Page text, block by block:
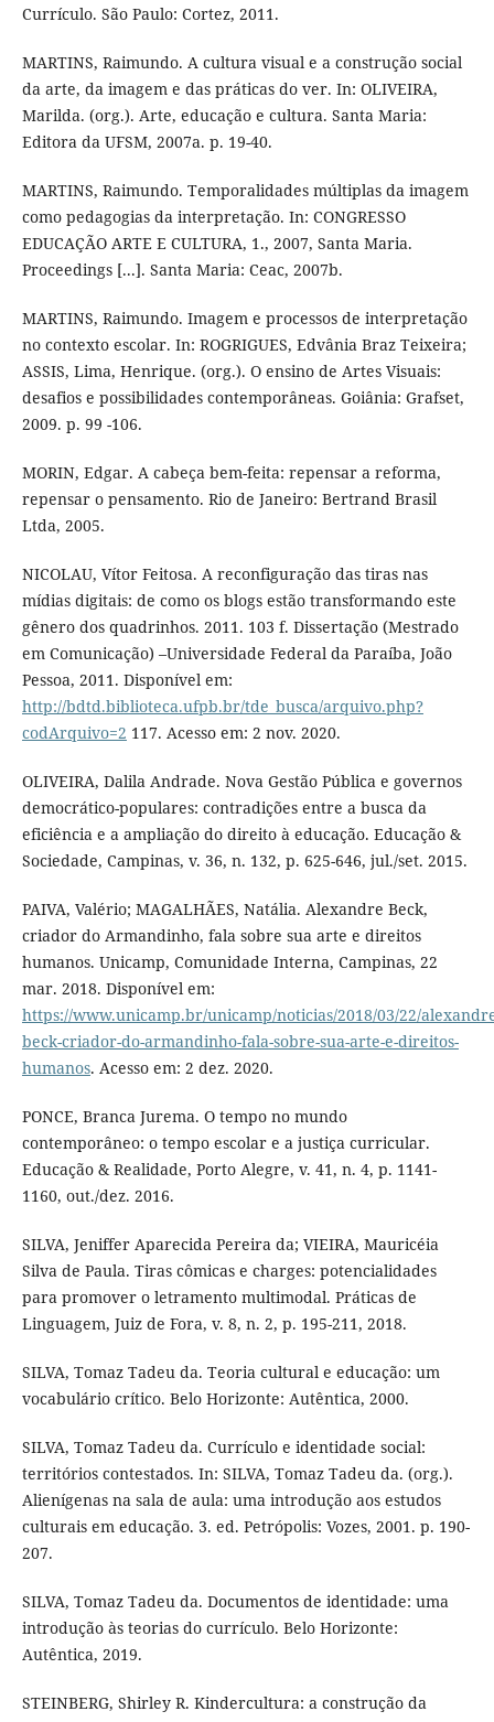
Currículo. São Paulo: Cortez, 2011.
MARTINS, Raimundo. A cultura visual e a construção social
da arte, da imagem e das práticas do ver. In: OLIVEIRA,
Marilda. (org.). Arte, educação e cultura. Santa Maria:
Editora da UFSM, 2007a. p. 19-40.
MARTINS, Raimundo. Temporalidades múltiplas da imagem
como pedagogias da interpretação. In: CONGRESSO
EDUCAÇÃO ARTE E CULTURA, 1., 2007, Santa Maria.
Proceedings [...]. Santa Maria: Ceac, 2007b.
MARTINS, Raimundo. Imagem e processos de interpretação
no contexto escolar. In: ROGRIGUES, Edvânia Braz Teixeira;
ASSIS, Lima, Henrique. (org.). O ensino de Artes Visuais:
desafios e possibilidades contemporâneas. Goiânia: Grafset,
2009. p. 99 -106.
MORIN, Edgar. A cabeça bem-feita: repensar a reforma,
repensar o pensamento. Rio de Janeiro: Bertrand Brasil
Ltda, 2005.
NICOLAU, Vítor Feitosa. A reconfiguração das tiras nas
mídias digitais: de como os blogs estão transformando este
gênero dos quadrinhos. 2011. 103 f. Dissertação (Mestrado
em Comunicação) –Universidade Federal da Paraíba, João
Pessoa, 2011. Disponível em:
http://bdtd.biblioteca.ufpb.br/tde_busca/arquivo.php?
codArquivo=2 117. Acesso em: 2 nov. 2020.
OLIVEIRA, Dalila Andrade. Nova Gestão Pública e governos
democrático-populares: contradições entre a busca da
eficiência e a ampliação do direito à educação. Educação &
Sociedade, Campinas, v. 36, n. 132, p. 625-646, jul./set. 2015.
PAIVA, Valério; MAGALHÃES, Natália. Alexandre Beck,
criador do Armandinho, fala sobre sua arte e direitos
humanos. Unicamp, Comunidade Interna, Campinas, 22
mar. 2018. Disponível em:
https://www.unicamp.br/unicamp/noticias/2018/03/22/
beck-criador-do-armandinho-fala-sobre-sua-arte-e-direitos-
humanos. Acesso em: 2 dez. 2020.
PONCE, Branca Jurema. O tempo no mundo
contemporâneo: o tempo escolar e a justiça curricular.
Educação & Realidade, Porto Alegre, v. 41, n. 4, p. 1141-
1160, out./dez. 2016.
SILVA, Jeniffer Aparecida Pereira da; VIEIRA, Mauricéia
Silva de Paula. Tiras cômicas e charges: potencialidades
para promover o letramento multimodal. Práticas de
Linguagem, Juiz de Fora, v. 8, n. 2, p. 195-211, 2018.
SILVA, Tomaz Tadeu da. Teoria cultural e educação: um
vocabulário crítico. Belo Horizonte: Autêntica, 2000.
SILVA, Tomaz Tadeu da. Currículo e identidade social:
territórios contestados. In: SILVA, Tomaz Tadeu da. (org.).
Alienígenas na sala de aula: uma introdução aos estudos
culturais em educação. 3. ed. Petrópolis: Vozes, 2001. p. 190-
207.
SILVA, Tomaz Tadeu da. Documentos de identidade: uma
introdução às teorias do currículo. Belo Horizonte:
Autêntica, 2019.
STEINBERG, Shirley R. Kindercultura: a construção da